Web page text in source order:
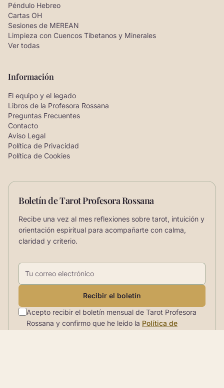
Péndulo Hebreo
Cartas OH
Sesiones de MEREAN
Limpieza con Cuencos Tibetanos y Minerales
Ver todas
Información
El equipo y el legado
Libros de la Profesora Rossana
Preguntas Frecuentes
Contacto
Aviso Legal
Política de Privacidad
Política de Cookies
Boletín de Tarot Profesora Rossana
Recibe una vez al mes reflexiones sobre tarot, intuición y
orientación espiritual para acompañarte con calma,
claridad y criterio.
Correo electrónico
Recibir el boletín
Acepto recibir el boletín mensual de Tarot Profesora
Rossana y confirmo que he leído la Política de